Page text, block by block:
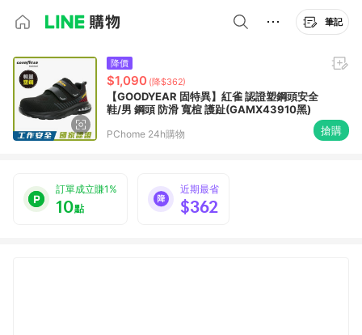
筆記
降價
$1,090 (降$362)
【GOODYEAR 固特異】紅雀 認證塑鋼頭安全
鞋/男 鋼頭 防滑 寬楦 護趾(GAMX43910黑)
PChome 24h購物 搶購
訂單成立賺1%
10點
近期最省
$362